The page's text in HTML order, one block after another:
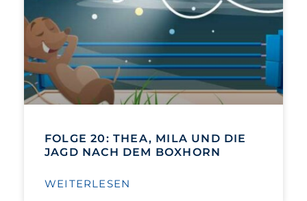
FOLGE 20: THEA, MILA UND DIE
JAGD NACH DEM BOXHORN
WEITERLESEN